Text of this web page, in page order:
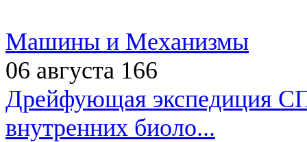
Машины и Механизмы
06 августа 166
Дрейфующая экспедиция
внутренних биоло...